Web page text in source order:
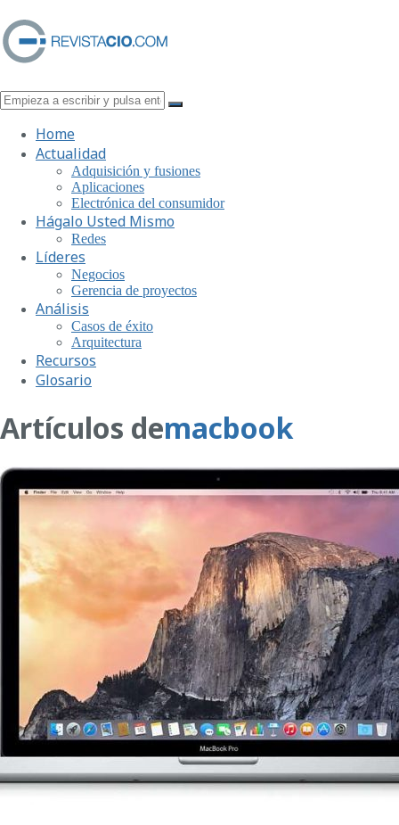
Home
Actualidad
Adquisición y fusiones
Aplicaciones
Electrónica del consumidor
Hágalo Usted Mismo
Redes
Líderes
Negocios
Gerencia de proyectos
Análisis
Casos de éxito
Arquitectura
Recursos
Glosario
Artículos demacbook